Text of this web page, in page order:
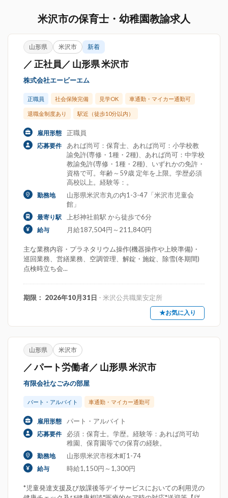
米沢市の保育士・幼稚園教諭求人
山形県 米沢市 新着
／ 正社員／ 山形県 米沢市
株式会社エービーエム
正職員 社会保険完備 見学OK 車通勤・マイカー通勤可
退職金制度あり 駅近（徒歩10分以内）
雇用形態 正職員
応募要件
あれば尚可：保育士、あれば尚可：小学校教
諭免許(専修・1種・2種)、あれば尚可：中学校
教諭免許(専修・1種・2種)、いずれかの免許・
資格で可。年齢～59歳 定年を上限。学歴必須
高校以上。経験等：。
勤務地
山形県米沢市丸の内1-3-47「米沢市児童会
館」
最寄り駅 上杉神社前駅 から徒歩で6分
給与 月給187,504円～211,840円
主な業務内容・プラネタリウム操作(機器操作や上映準備)・
巡回業務、営繕業務、空調管理、解錠・施錠、除雪(冬期間)
点検時立ち会...
期限： 2026年10月31日 - 米沢公共職業安定所
★お気に入り
山形県 米沢市
／ パート労働者／ 山形県 米沢市
有限会社なごみの部屋
パート・アルバイト 車通勤・マイカー通勤可
雇用形態 パート・アルバイト
応募要件
必須：保育士。学歴。経験等：あれば尚可幼
稚園、保育園等での保育の経験。
勤務地 山形県米沢市桜木町1-74
給与 時給1,150円～1,300円
*児童発達支援及び放課後等デイサービスにおいての利用児の